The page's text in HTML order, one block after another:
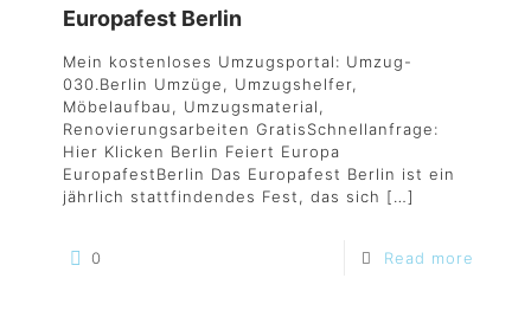
Europafest Berlin
Mein kostenloses Umzugsportal: Umzug-
030.Berlin Umzüge, Umzugshelfer,
Möbelaufbau, Umzugsmaterial,
Renovierungsarbeiten GratisSchnellanfrage:
Hier Klicken Berlin Feiert Europa
EuropafestBerlin Das Europafest Berlin ist ein
jährlich stattfindendes Fest, das sich […]
0 Read more